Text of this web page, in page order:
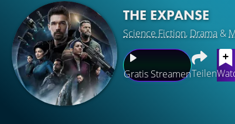
THE EXPANSE
Science Fiction, Drama &
Gratis StreamenTeilen